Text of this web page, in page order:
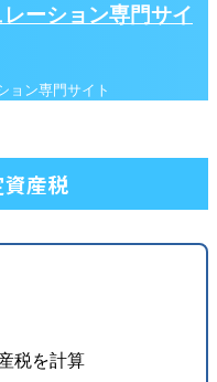
ーション専門サイ
ョン専門サイト
産税
税を計算